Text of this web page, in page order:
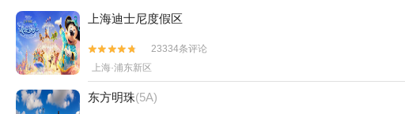
上海迪士尼度假区


23334条评论
上海·浦东新区
东方明珠(5A)